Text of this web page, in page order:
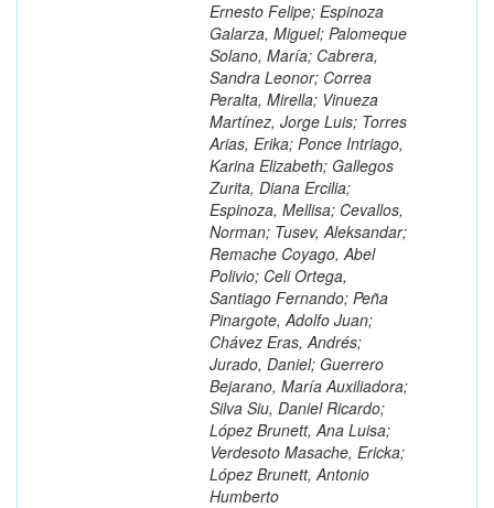
Ernesto Felipe; Espinoza
Galarza, Miguel; Palomeque
Solano, María; Cabrera,
Sandra Leonor; Correa
Peralta, Mirella; Vinueza
Martínez, Jorge Luis; Torres
Arias, Erika; Ponce Intriago,
Karina Elizabeth; Gallegos
Zurita, Diana Ercilia;
Espinoza, Mellisa; Cevallos,
Norman; Tusev, Aleksandar;
Remache Coyago, Abel
Polivio; Celi Ortega,
Santiago Fernando; Peña
Pinargote, Adolfo Juan;
Chávez Eras, Andrés;
Jurado, Daniel; Guerrero
Bejarano, María Auxiliadora;
Silva Siu, Daniel Ricardo;
López Brunett, Ana Luisa;
Verdesoto Masache, Ericka;
López Brunett, Antonio
Humberto